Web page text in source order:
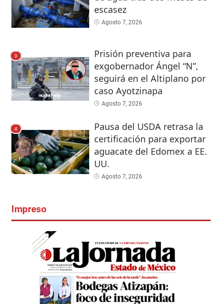
escasez
Agosto 7, 2026
3
Prisión preventiva para
exgobernador Ángel “N”,
seguirá en el Altiplano por
caso Ayotzinapa
Agosto 7, 2026
4
Pausa del USDA retrasa la
certificación para exportar
aguacate del Edomex a EE.
UU.
Agosto 7, 2026
Impreso